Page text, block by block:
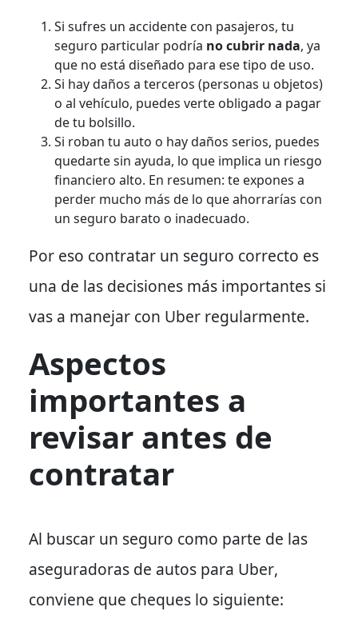
Si sufres un accidente con pasajeros, tu
seguro particular podría no cubrir nada, ya
que no está diseñado para ese tipo de uso.
Si hay daños a terceros (personas u objetos)
o al vehículo, puedes verte obligado a pagar
de tu bolsillo.
Si roban tu auto o hay daños serios, puedes
quedarte sin ayuda, lo que implica un riesgo
financiero alto. En resumen: te expones a
perder mucho más de lo que ahorrarías con
un seguro barato o inadecuado.
Por eso contratar un seguro correcto es
una de las decisiones más importantes si
vas a manejar con Uber regularmente.
Aspectos
importantes a
revisar antes de
contratar
Al buscar un seguro como parte de las
aseguradoras de autos para Uber,
conviene que cheques lo siguiente: